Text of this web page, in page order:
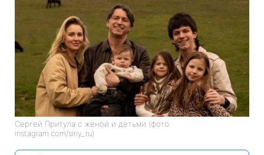
Сергей Притула с женой и детьми (фото:
instagram.com/siriy_ru)